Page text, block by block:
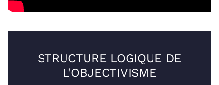
STRUCTURE LOGIQUE DE
L'OBJECTIVISME